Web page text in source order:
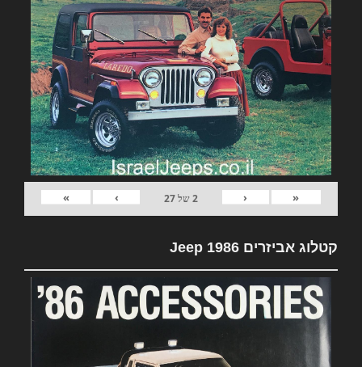
«
‹
2של27
›
»
קטלוג אביזרים Jeep 1986